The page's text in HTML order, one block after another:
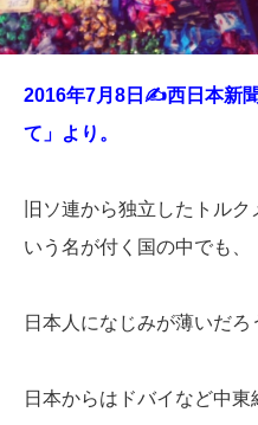
2016年7月8日✍️西日本新
て」より。
旧ソ連から独立したトル
いう名が付く国の中でも、
日本人になじみが薄いだろ
日本からはドバイなど中東